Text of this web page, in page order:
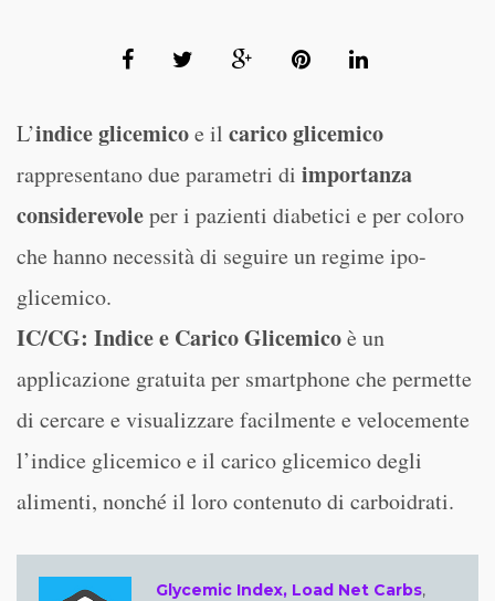
L’indice glicemicoe il carico glicemico
rappresentano due parametri di importanza
considerevoleper i pazienti diabetici e per coloro
che hanno necessità di seguire un regime ipo-
glicemico.
IC/CG: Indice e Carico Glicemicoè un
applicazione gratuita per smartphone che permette
di cercare e visualizzare facilmente e velocemente
l’indice glicemico e il carico glicemico degli
alimenti, nonché il loro contenuto di carboidrati.
Glycemic Index, Load Net Carbs,